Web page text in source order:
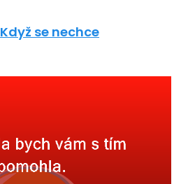
Když se nechce